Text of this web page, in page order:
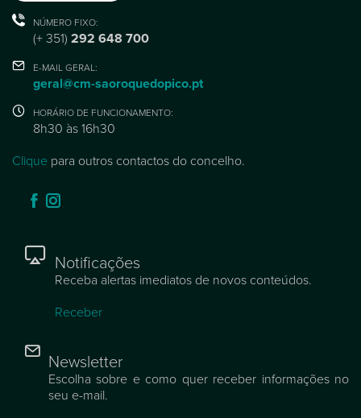
NÚMERO FIXO:
(+ 351) 292 648 700
E-MAIL GERAL:
geral@cm-saoroquedopico.pt
HORÁRIO DE FUNCIONAMENTO:
8h30 às 16h30
Clique para outros contactos do concelho.
Notificações
Receba alertas imediatos de novos conteúdos.
Receber
Newsletter
Escolha sobre e como quer receber informações no
seu e-mail.